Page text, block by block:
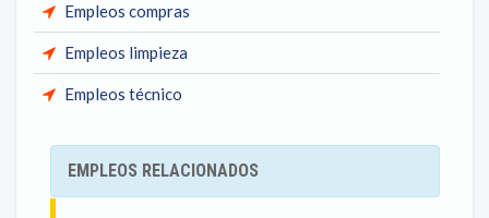
Empleos compras
Empleos limpieza
Empleos técnico
EMPLEOS RELACIONADOS